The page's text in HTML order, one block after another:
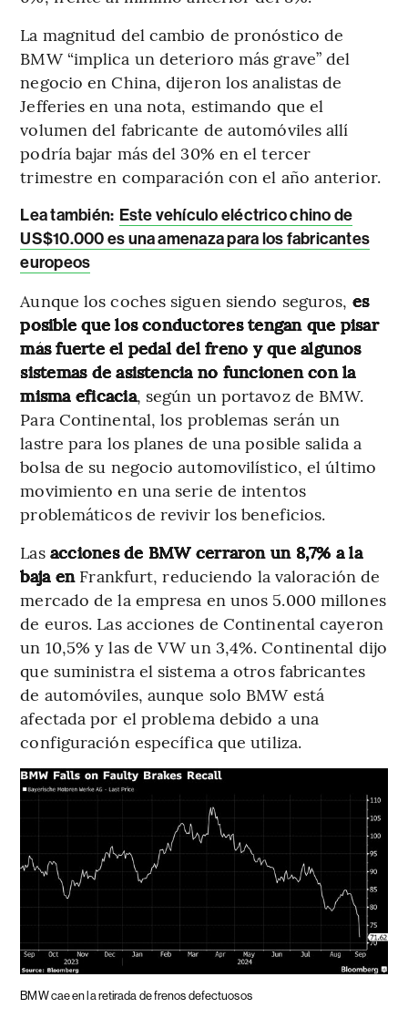
La magnitud del cambio de pronóstico de
BMW “implica un deterioro más grave” del
negocio en China, dijeron los analistas de
Jefferies en una nota, estimando que el
volumen del fabricante de automóviles allí
podría bajar más del 30% en el tercer
trimestre en comparación con el año anterior.
Lea también: Este vehículo eléctrico chino de
US$10.000 es una amenaza para los fabricantes
europeos
Aunque los coches siguen siendo seguros, es
posible que los conductores tengan que pisar
más fuerte el pedal del freno y que algunos
sistemas de asistencia no funcionen con la
misma eficacia, según un portavoz de BMW.
Para Continental, los problemas serán un
lastre para los planes de una posible salida a
bolsa de su negocio automovilístico, el último
movimiento en una serie de intentos
problemáticos de revivir los beneficios.
Lasacciones de BMW cerraron un 8,7% a la
baja en Frankfurt, reduciendo la valoración de
mercado de la empresa en unos 5.000 millones
de euros. Las acciones de Continental cayeron
un 10,5% y las de VW un 3,4%. Continental dijo
que suministra el sistema a otros fabricantes
de automóviles, aunque solo BMW está
afectada por el problema debido a una
configuración específica que utiliza.
BMW cae en la retirada de frenos defectuosos